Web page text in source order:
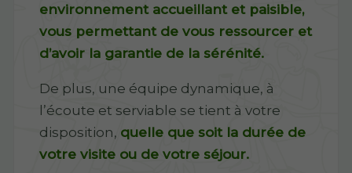
environnement accueillant et paisible,
vous permettant de vous ressourcer et
d’avoir la garantie de la sérénité.
De plus, une équipe dynamique, à
l’écoute et serviable se tient à votre
disposition, quelle que soit la durée de
votre visite ou de votre séjour.